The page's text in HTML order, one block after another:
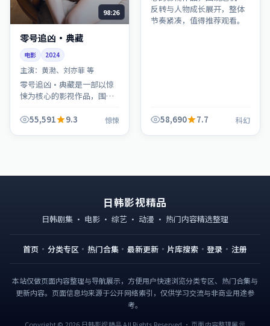
98:26
零号追凶·典藏
电影 2024
主演： 黄渤、刘亦菲 等
零号追凶·典藏是一部以惊
悚为核心的影视作品，围绕
开，整体节奏紧凑，值得推
55,591 9.3 惊悚
反转与人物成长展开，整体
节奏紧凑，值得推荐观看。
58,690 7.7 科幻
日韩影视精品
日韩剧集 · 电影 · 综艺 · 动漫 · 热门内容精选整理
首页 分类专区 热门合集 最新更新 片库搜索 登录 注册
本站仅做页面内容整理与导航展示，方便用户快速浏览分类专区、热门合集与
更新内容。页面信息均来源于公开网络索引，仅供学习交流与非商业用途参
考。
Copyright © 2026 日韩影视精品 All Rights Reserved · 页面内容整理展示